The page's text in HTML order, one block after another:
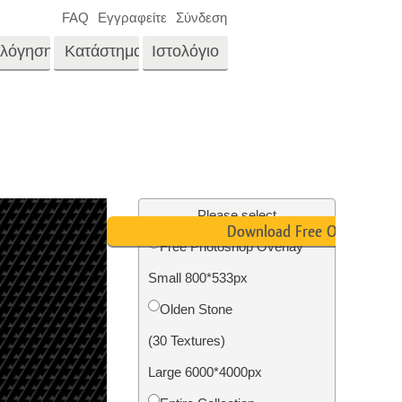
φωτογραφιών ακίνητης
περιουσίας
Αποκατάσταση
φωτογραφιών
Κατάστημα
Επαγγελματικές
επικαλύψεις βίντεο
Ιστολόγιο
FAQ Εγγραφείτε Σύνδεση
Please select
Free Photoshop Overlay
Small 800*533px
Olden Stone
(30 Textures)
Large 6000*4000px
Download Free Overlay